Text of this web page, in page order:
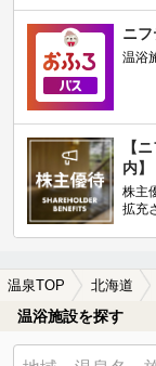
ニ
温浴
【
内】
株主
拡充
温泉TOP 北海道
温浴施設を探す